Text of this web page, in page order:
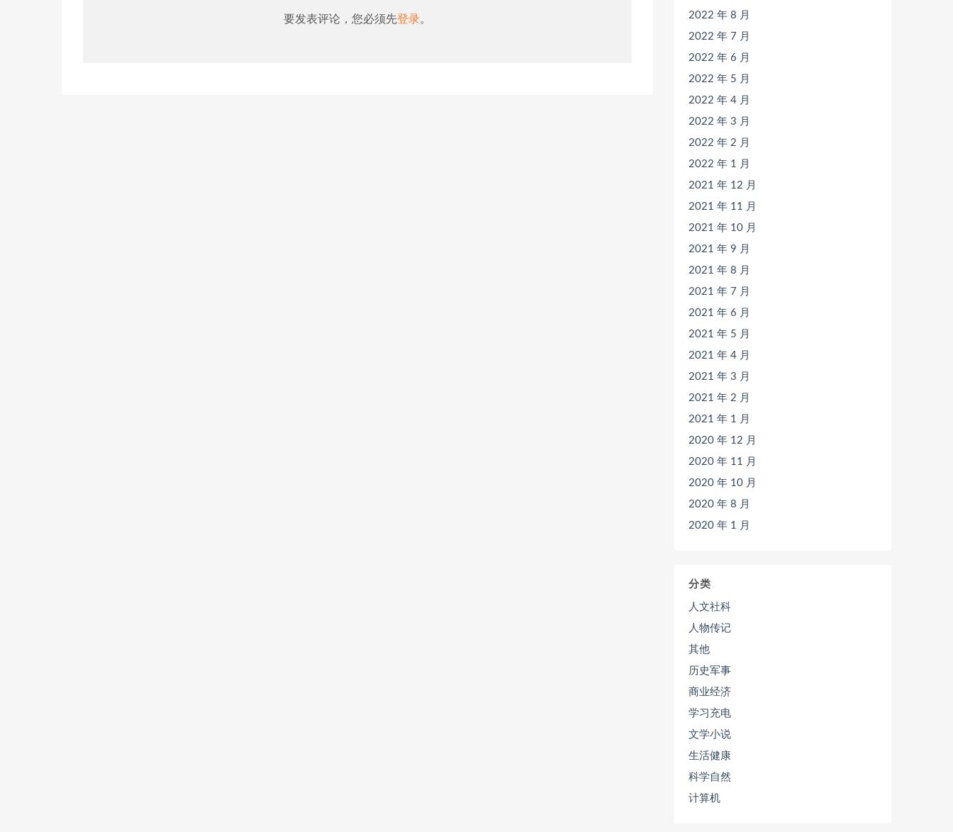
要发表评论，您必须先登录。
2022 年 8 月
2022 年 7 月
2022 年 6 月
2022 年 5 月
2022 年 4 月
2022 年 3 月
2022 年 2 月
2022 年 1 月
2021 年 12 月
2021 年 11 月
2021 年 10 月
2021 年 9 月
2021 年 8 月
2021 年 7 月
2021 年 6 月
2021 年 5 月
2021 年 4 月
2021 年 3 月
2021 年 2 月
2021 年 1 月
2020 年 12 月
2020 年 11 月
2020 年 10 月
2020 年 8 月
2020 年 1 月
分类
人文社科
人物传记
其他
历史军事
商业经济
学习充电
文学小说
生活健康
科学自然
计算机